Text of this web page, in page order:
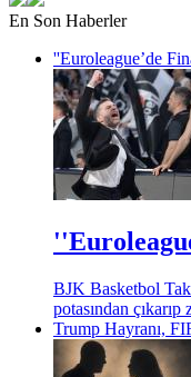
En Son Haberler
''Euroleague’de
BJK Basketbol
potasından
Trump Hayranı,